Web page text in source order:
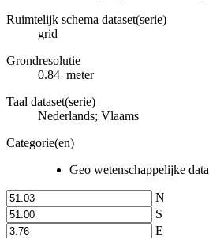
Ruimtelijk schema dataset(serie)
grid
Grondresolutie
0.84 meter
Taal dataset(serie)
Nederlands; Vlaams
Categorie(en)
Geo wetenschappelijke data
N
S
E